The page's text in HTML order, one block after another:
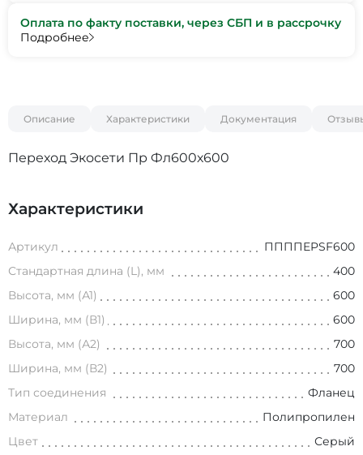
Оплата по факту поставки, через СБП и в рассрочку
Подробнее
Описание Характеристики Документация
Переход Экосети Пр Фл600х600
Характеристики
Артикул
ППППEPSF600
Стандартная длина (L), мм
400
Высота, мм (А1)
600
Ширина, мм (В1)
600
Высота, мм (А2)
700
Ширина, мм (В2)
700
Тип соединения
Фланец
Материал
Полипропилен
Цвет
Серый